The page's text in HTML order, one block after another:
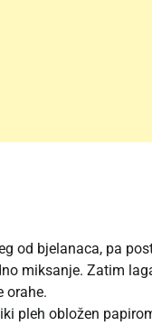
od bjelanaca, pa
miksanje. Zatim
orahe.
pleh obložen